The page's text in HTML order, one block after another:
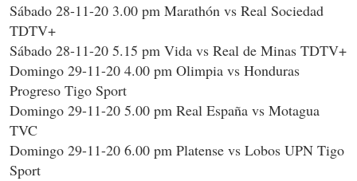
Sábado 28-11-20 3.00 pm Marathón vs Real Sociedad
TDTV+
Sábado 28-11-20 5.15 pm Vida vs Real de Minas TDTV+
Domingo 29-11-20 4.00 pm Olimpia vs Honduras
Progreso Tigo Sport
Domingo 29-11-20 5.00 pm Real España vs Motagua
TVC
Domingo 29-11-20 6.00 pm Platense vs Lobos UPN Tigo
Sport